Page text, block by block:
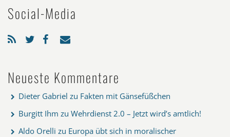
Social-Media
Neueste Kommentare
Dieter Gabriel zu Fakten mit Gänsefüßchen
Burgitt Ihm zu Wehrdienst 2.0 – Jetzt wird’s amtlich!
Aldo Orelli zu Europa übt sich in moralischer